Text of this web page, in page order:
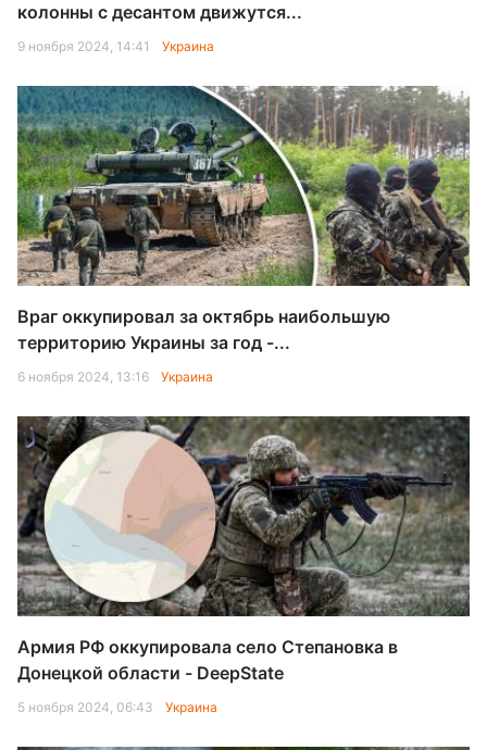
колонны с десантом движутся...
9 ноября 2024, 14:41 Украина
Враг оккупировал за октябрь наибольшую
территорию Украины за год -...
6 ноября 2024, 13:16 Украина
Армия РФ оккупировала село Степановка в
Донецкой области - DeepState
5 ноября 2024, 06:43 Украина